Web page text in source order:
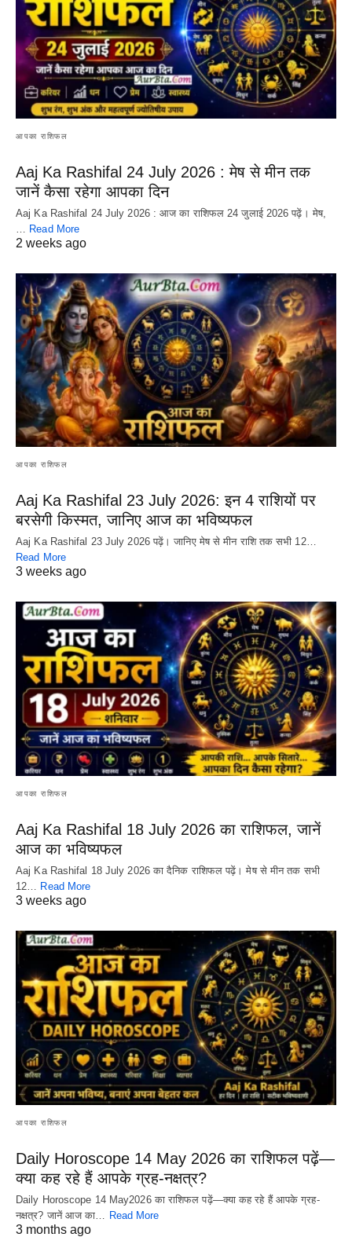
आपका राशिफल
Aaj Ka Rashifal 24 July 2026 : मेष से मीन तक
जानें कैसा रहेगा आपका दिन
Aaj Ka Rashifal 24 July 2026 : आज का राशिफल 24 जुलाई 2026 पढ़ें। मेष,
Read More
2 weeks ago
आपका राशिफल
Aaj Ka Rashifal 23 July 2026: इन 4 राशियों पर
बरसेगी किस्मत, जानिए आज का भविष्यफल
Aaj Ka Rashifal 23 July 2026 पढ़ें। जानिए मेष से मीन राशि तक सभी 12…
Read More
3 weeks ago
आपका राशिफल
Aaj Ka Rashifal 18 July 2026 का राशिफल, जानें
आज का भविष्यफल
Aaj Ka Rashifal 18 July 2026 का दैनिक राशिफल पढ़ें। मेष से मीन तक सभी
12… Read More
3 weeks ago
आपका राशिफल
Daily Horoscope 14 May 2026 का राशिफल पढ़ें—
क्या कह रहे हैं आपके ग्रह-नक्षत्र?
Daily Horoscope 14 May2026 का राशिफल पढ़ें—क्या कह रहे हैं आपके ग्रह-
नक्षत्र? जानें आज का…
Read More
3 months ago